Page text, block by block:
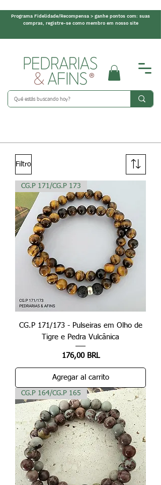
Programa Fidelidade/Recompensa > ganhe pontos com: suas
compras, registre-se como membro em nosso site
Filtro
CG.P 171/CG.P 173
CG.P 171/173 - Pulseiras em Olho de
Tigre e Pedra Vulcânica
Precio
176,00 BRL
Agregar al carrito
CG.P 164/CG.P 165